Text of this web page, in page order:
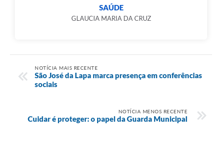
SAÚDE
GLAUCIA MARIA DA CRUZ
NOTÍCIA MAIS RECENTE
São José da Lapa marca presença em conferências
sociais
NOTÍCIA MENOS RECENTE
Cuidar é proteger: o papel da Guarda Municipal